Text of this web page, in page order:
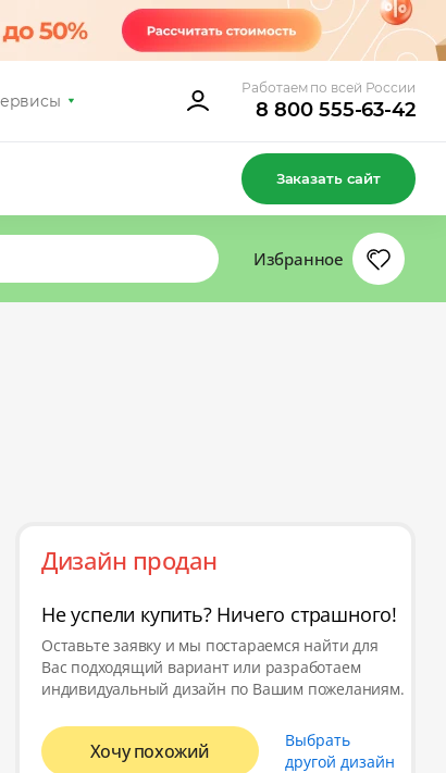
Работаем по всей России
8 800 555-63-42
Заказать сайт
Избранное
Дизайн продан
Не успели купить? Ничего страшного!
Оставьте заявку и мы постараемся найти для
Вас подходящий вариант или разработаем
индивидуальный дизайн по Вашим пожеланиям.
Хочу похожий
Выбрать
другой дизайн